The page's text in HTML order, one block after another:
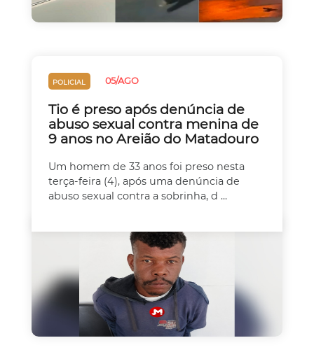
POLICIAL 05/AGO
Tio é preso após denúncia de
abuso sexual contra menina de
9 anos no Areião do Matadouro
Um homem de 33 anos foi preso nesta
terça-feira (4), após uma denúncia de
abuso sexual contra a sobrinha, d ...